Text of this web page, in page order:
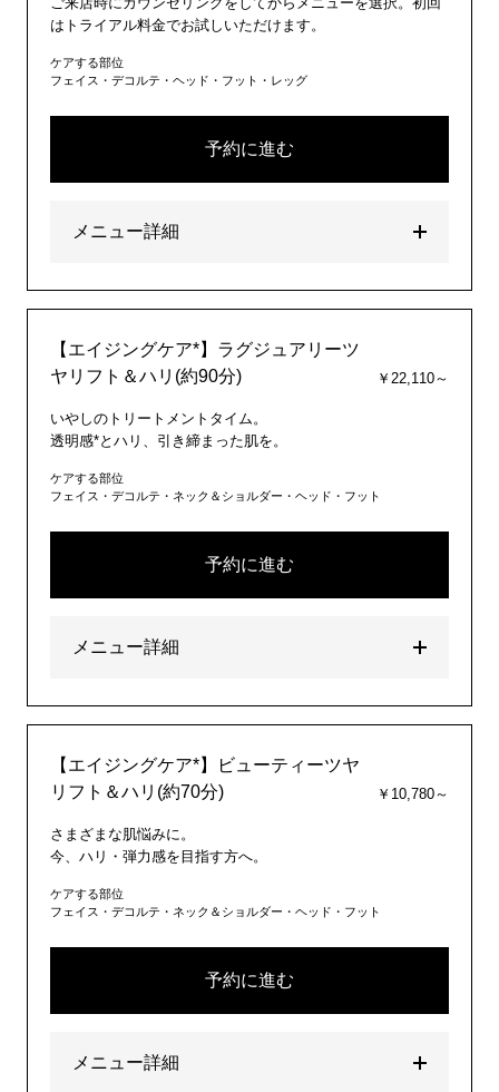
はトライアル料金でお試しいただけます。
ケアする部位
フェイス・デコルテ・ヘッド・フット・レッグ
予約に進む
メニュー詳細
【エイジングケア*】ラグジュアリーツ
ヤリフト＆ハリ(約90分)
￥22,110～
いやしのトリートメントタイム。
透明感*とハリ、引き締まった肌を。
ケアする部位
フェイス・デコルテ・ネック＆ショルダー・ヘッド・フット
予約に進む
メニュー詳細
【エイジングケア*】ビューティーツヤ
リフト＆ハリ(約70分)
￥10,780～
さまざまな肌悩みに。
今、ハリ・弾力感を目指す方へ。
ケアする部位
フェイス・デコルテ・ネック＆ショルダー・ヘッド・フット
予約に進む
メニュー詳細